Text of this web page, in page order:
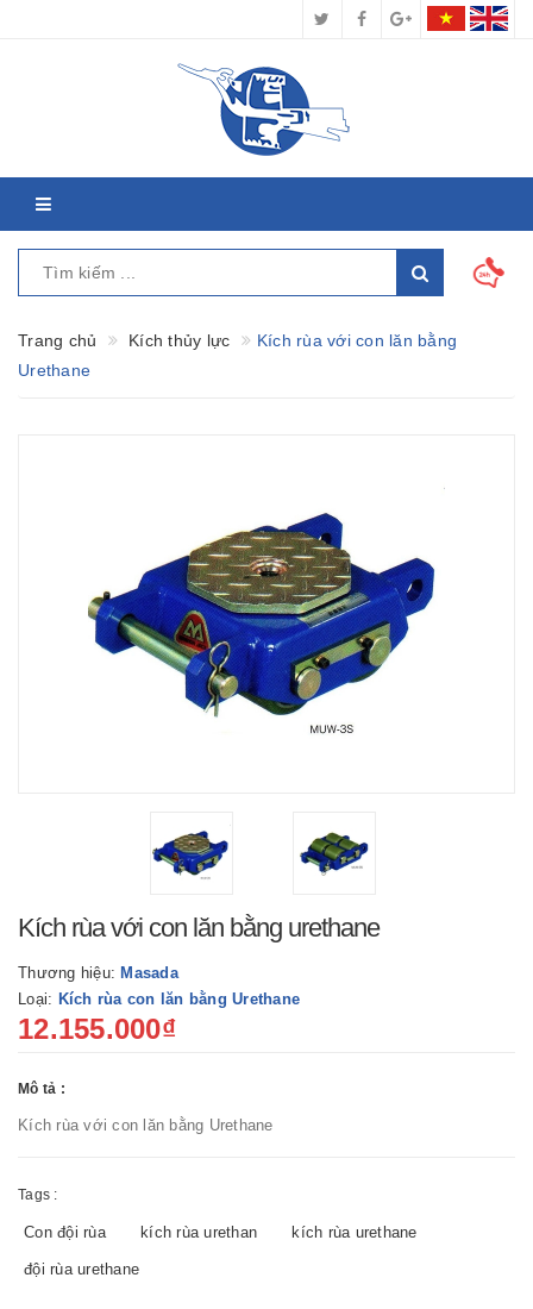
Trang chủ Kích thủy lực
Kích rùa với con lăn bằng
Urethane
Kích rùa với con lăn bằng urethane
Thương hiệu: Masada
Loại: Kích rùa con lăn bằng Urethane
12.155.000₫
Mô tả :
Kích rùa với con lăn bằng Urethane
Tags :
Con đội rùa kích rùa urethan kích rùa urethane
đội rùa urethane